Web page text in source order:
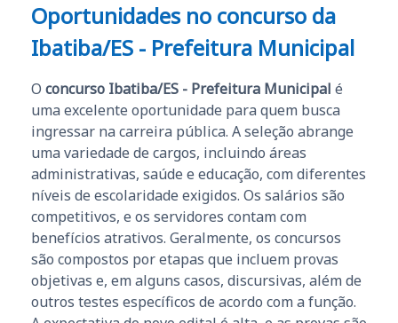
Oportunidades no concurso da
Ibatiba/ES - Prefeitura Municipal
O concurso Ibatiba/ES - Prefeitura Municipal é
uma excelente oportunidade para quem busca
ingressar na carreira pública. A seleção abrange
uma variedade de cargos, incluindo áreas
administrativas, saúde e educação, com diferentes
níveis de escolaridade exigidos. Os salários são
competitivos, e os servidores contam com
benefícios atrativos. Geralmente, os concursos
são compostos por etapas que incluem provas
objetivas e, em alguns casos, discursivas, além de
outros testes específicos de acordo com a função.